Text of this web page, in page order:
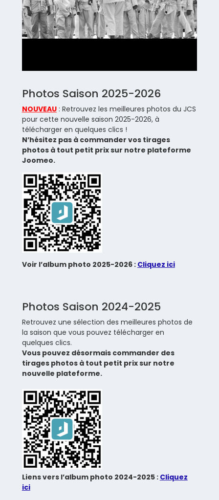
Photos Saison 2025-2026
NOUVEAU: Retrouvez les meilleures photos du JCS
pour cette nouvelle saison 2025-2026, à
télécharger en quelques clics !
N’hésitez pas à commander vos tirages
photos à tout petit prix sur notre plateforme
Joomeo.
Voir l’album photo 2025-2026 : Cliquez ici
Photos Saison 2024-2025
Retrouvez une sélection des meilleures photos de
la saison que vous pouvez télécharger en
quelques clics.
Vous pouvez désormais commander des
tirages photos à tout petit prix sur notre
nouvelle plateforme.
Liens vers l’album photo 2024-2025 : Cliquez
ici